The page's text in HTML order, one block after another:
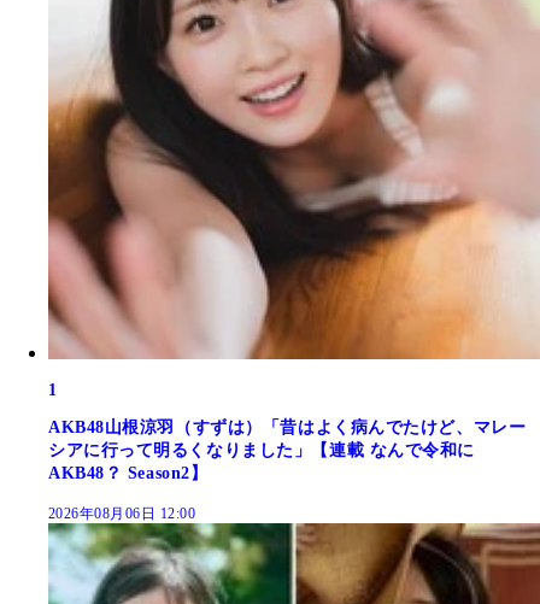
1
AKB48山根涼羽（すずは）「昔はよく病んでたけど、マレー
シアに行って明るくなりました」【連載 なんで令和に
AKB48？ Season2】
2026年08月06日 12:00